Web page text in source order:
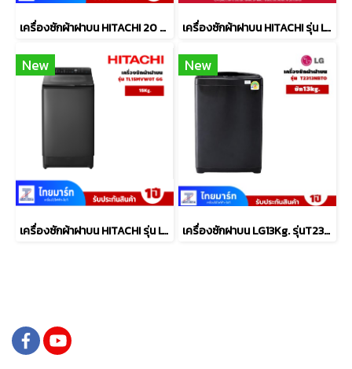
เครื่องซักผ้าฝาบน HITACHI 20 กก. รุ่นLTL 20MV00 GG เครื่องซักผ้าฝาบน HITACHI รุ่น LTL 15MVW0T GG 15 กก. พร้อม หม้อหุงข้าว 1.8 ลิตร รุ่น RZ-R18XN
New
เครื่องซักผ้าฝาบน HITACHI รุ่น LTL 15MVW0T GG 15 กก.
New
เครื่องซักฝาบน LG13Kg. รุ่นT2313NBTO